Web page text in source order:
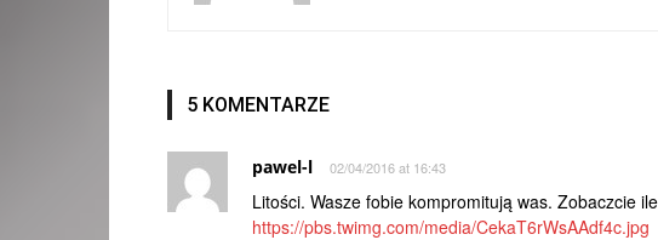
5 KOMENTARZE
pawel-l 02/04/2016 at 16:43
Litości. Wasze fobie kompromitują was. Zobaczcie
https://pbs.twimg.com/media/CekaT6rWsAAdf4c.jpg